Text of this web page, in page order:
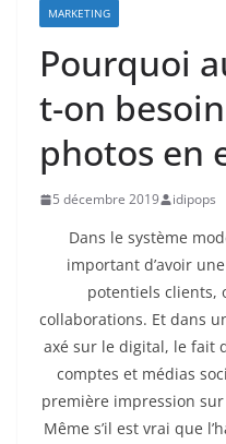
MARKETING
Pourquoi
t-on
photos en
5 décembre 2019 idipops
Dans le système
important d’avoir
potentiels clients,
collaborations. Et dans
axé sur le digital, le fait
comptes et médias
première impression
Même s’il est vrai que